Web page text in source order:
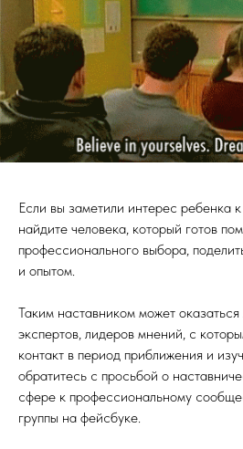
Если вы заметили интерес ребенка
найдите человека, который готов
профессионального выбора,
и опытом.
Таким наставником может
экспертов, лидеров мнений, с
контакт в период приближения и
обратитесь с просьбой о
сфере к профессиональному
группы на фейсбуке.